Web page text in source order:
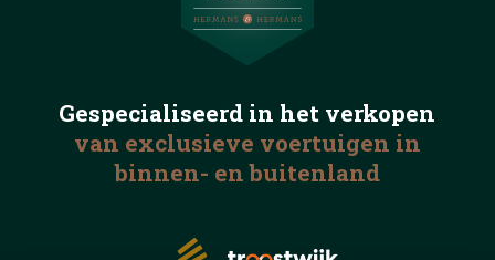
Gespecialiseerd in het verkopen
van exclusieve voertuigen in
binnen- en buitenland